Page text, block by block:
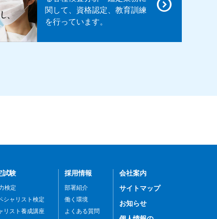
関して、資格認定、教育訓練
を行っています。
試験
検定
シャリスト検定
リスト養成講座
採用情報
部署紹介
働く環境
よくある質問
会社案内
サイトマップ
お知らせ